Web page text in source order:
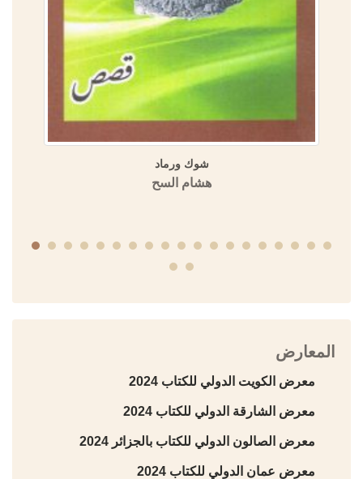
شوك ورماد
هشام السح
المعارض
معرض الكويت الدولي للكتاب 2024
معرض الشارقة الدولي للكتاب 2024
معرض الصالون الدولي للكتاب بالجزائر 2024
معرض عمان الدولي للكتاب 2024